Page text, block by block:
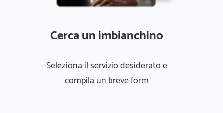
Cerca un imbianchino
Seleziona il servizio desiderato e
compila un breve form